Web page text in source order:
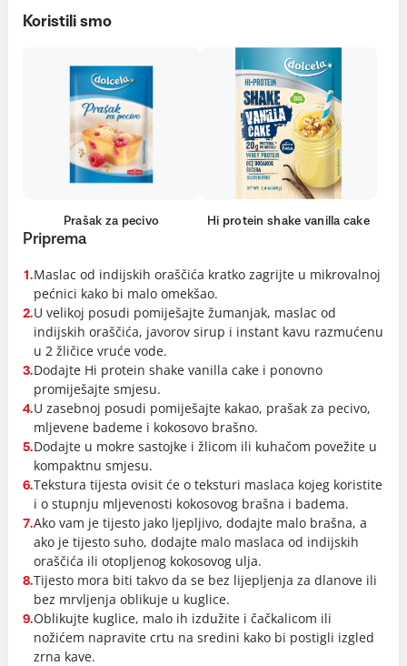
Koristili smo
Prašak za pecivo Hi protein shake vanilla cake
Priprema
1.Maslac od indijskih oraščića kratko zagrijte u mikrovalnoj
pećnici kako bi malo omekšao.
2.U velikoj posudi pomiješajte žumanjak, maslac od
indijskih oraščića, javorov sirup i instant kavu razmućenu
u 2 žličice vruće vode.
3.Dodajte Hi protein shake vanilla cake i ponovno
promiješajte smjesu.
4.U zasebnoj posudi pomiješajte kakao, prašak za pecivo,
mljevene bademe i kokosovo brašno.
5.Dodajte u mokre sastojke i žlicom ili kuhačom povežite u
kompaktnu smjesu.
6.Tekstura tijesta ovisit će o teksturi maslaca kojeg koristite
i o stupnju mljevenosti kokosovog brašna i badema.
7.Ako vam je tijesto jako ljepljivo, dodajte malo brašna, a
ako je tijesto suho, dodajte malo maslaca od indijskih
oraščića ili otopljenog kokosovog ulja.
8.Tijesto mora biti takvo da se bez lijepljenja za dlanove ili
bez mrvljenja oblikuje u kuglice.
9.Oblikujte kuglice, malo ih izdužite i čačkalicom ili
nožićem napravite crtu na sredini kako bi postigli izgled
zrna kave.